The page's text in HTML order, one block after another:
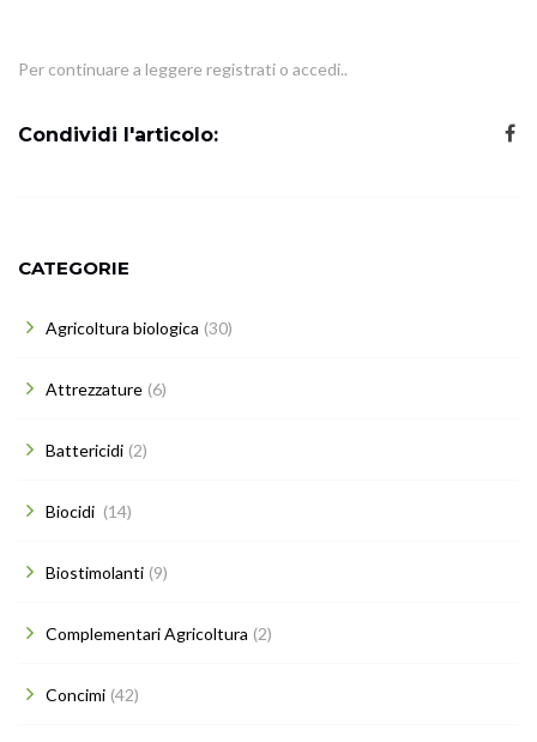
Per continuare a leggere registrati o accedi..
Condividi l'articolo:
CATEGORIE
Agricoltura biologica (30)
Attrezzature (6)
Battericidi (2)
Biocidi (14)
Biostimolanti (9)
Complementari Agricoltura (2)
Concimi (42)